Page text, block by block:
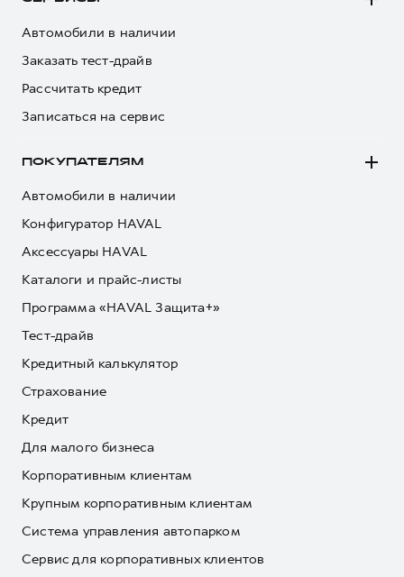
АКСЕССУАРЫ HAVAL
Автомобильные аксессуары
Коллекция CITY
АКСЕССУАРЫ HAVAL
Автомобильные аксессуары
Коллекция CITY
Коллекция Базовая
Автомобили в наличии
Заказать тест-драйв
Рассчитать кредит
Записаться на сервис
ПОКУПАТЕЛЯМ
Автомобили в наличии
Конфигуратор HAVAL
Аксессуары HAVAL
Каталоги и прайс-листы
Программа «HAVAL Защита+»
Тест-драйв
Кредитный калькулятор
Страхование
Кредит
Для малого бизнеса
Корпоративным клиентам
Крупным корпоративным клиентам
Система управления автопарком
Сервис для корпоративных клиентов